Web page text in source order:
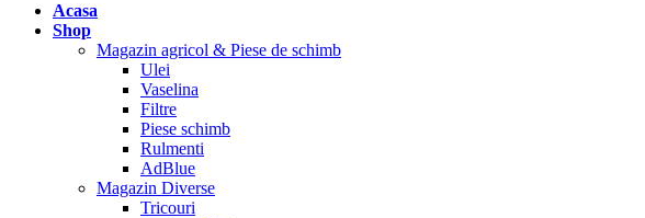
Acasa
Shop
Magazin agricol & Piese de schimb
Ulei
Vaselina
Filtre
Piese schimb
Rulmenti
AdBlue
Magazin Diverse
Tricouri